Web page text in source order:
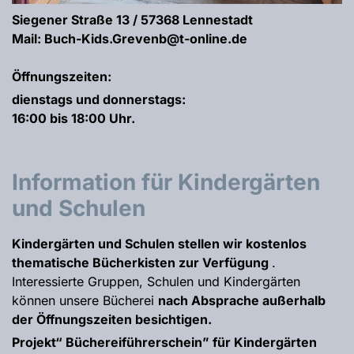
Siegener Straße 13 / 57368 Lennestadt
Mail: Buch-Kids.Grevenb@t-online.de
Öffnungszeiten:
dienstags und donnerstags:
16:00 bis 18:00 Uhr.
Information für Kindergärten
und Schulen
Kindergärten und Schulen stellen wir kostenlos
thematische Bücherkisten zur Verfügung .
Interessierte Gruppen, Schulen und Kindergärten
können unsere Bücherei nach Absprache außerhalb
der Öffnungszeiten besichtigen.
Projekt“ Büchereiführerschein” für Kindergärten